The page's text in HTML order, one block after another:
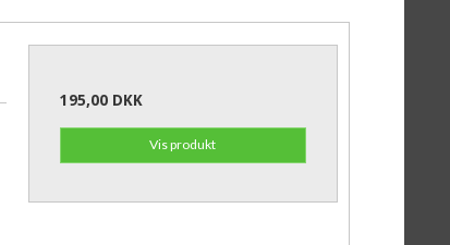
195,00 DKK
Vis produkt